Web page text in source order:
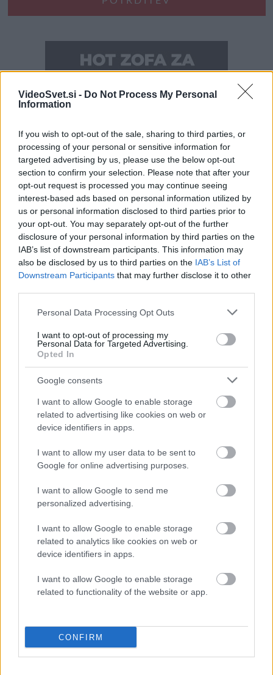
VideoSvet.si - Do Not Process My Personal
Information
If you wish to opt-out of the sale, sharing to third parties, or
processing of your personal or sensitive information for
targeted advertising by us, please use the below opt-out
section to confirm your selection. Please note that after your
opt-out request is processed you may continue seeing
interest-based ads based on personal information utilized by
us or personal information disclosed to third parties prior to
your opt-out. You may separately opt-out of the further
disclosure of your personal information by third parties on the
IAB’s list of downstream participants. This information may
also be disclosed by us to third parties on the IAB’s List of
Downstream Participants that may further disclose it to other
Please note that this website/app uses one or more Google
not limited to your visit or usage behaviour. You may click to
grant or deny consent to Google and its third-party tags to
use your data for below specified purposes in below Google
Personal Data Processing Opt Outs
I want to opt-out of processing my
Personal Data for Targeted Advertising.
Opted In
Google consents
I want to allow Google to enable storage
related to advertising like cookies on web or
device identifiers in apps.
I want to allow my user data to be sent to
Google for online advertising purposes.
I want to allow Google to send me
personalized advertising.
I want to allow Google to enable storage
related to analytics like cookies on web or
device identifiers in apps.
I want to allow Google to enable storage
related to functionality of the website or app.
CONFIRM
Zadnje objave
avtomehanikov!
Najboljši vrtni stroji Castelgarden za urejanje trate
Kam na izlet v Posočju? Odkrij Most na Soči
Revolucija na vrtu: robotske kosilnice brez kabla in stroji, ki